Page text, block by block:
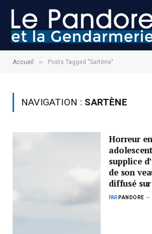
Accueil » Posts Tagged "Sartène"
NAVIGATION : SARTÈNE
Horreur
supplice
de son
diffusé
PAR PANDORE